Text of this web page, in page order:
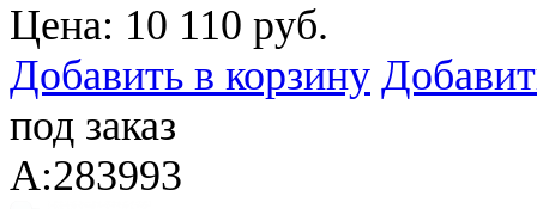
Цена: 10 110 руб.
Добавить в корзину
под заказ
A:283993